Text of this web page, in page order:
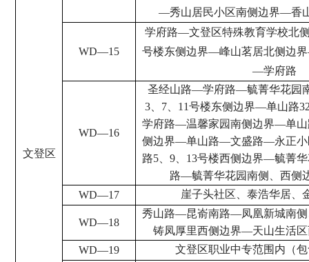
文登区
—秀山居民小区南侧边界—香
WD—15
学府路—文登区特殊教育学校北
号楼东侧边界—峰山茗居北侧边界
—学府路
WD—16
圣经山路—学府路—毓菁华花园
3、 7、 11号楼东侧边界—单山路
学府路—温馨家园南侧边界—单
侧边界—单山路—文盛路—永正
路5、 9、 13号楼西侧边界—毓菁
路—毓菁华花园南侧、西侧
WD—17 崖子头社区、泰浩华居、
WD—18
秀山路—昆嵛南路—凤凰新城南
铸凤厚里西侧边界—天山生活
WD—19 文登区职业中专范围内（